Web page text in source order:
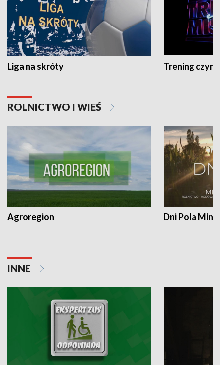
Liga na skróty Trening czyni
ROLNICTWO I WIEŚ
Agroregion Dni Pola
INNE